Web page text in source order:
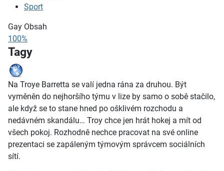
Sport
Gay Obsah
100%
Tagy
Na Troye Barretta se valí jedna rána za druhou. Být
vyměněn do nejhoršího týmu v lize by samo o sobě stačilo,
ale když se to stane hned po ošklivém rozchodu a
nedávném skandálu… Troy chce jen hrát hokej a mít od
všech pokoj. Rozhodně nechce pracovat na své online
prezentaci se zapáleným týmovým správcem sociálních
sítí.